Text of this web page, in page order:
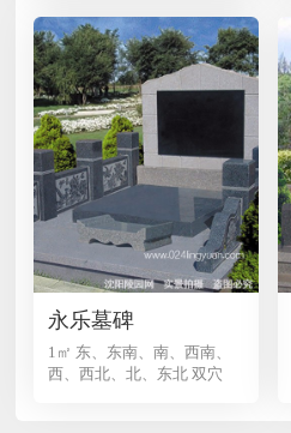
永乐墓碑
1㎡ 东、东南、南、西南、
西、西北、北、东北 双穴